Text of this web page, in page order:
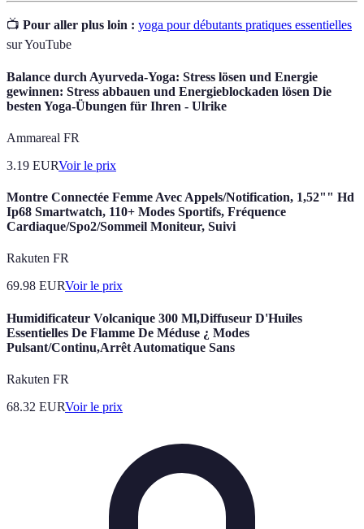
📺 Pour aller plus loin : yoga pour débutants pratiques essentielles
sur YouTube
Balance durch Ayurveda-Yoga: Stress lösen und Energie
gewinnen: Stress abbauen und Energieblockaden lösen Die
besten Yoga-Übungen für Ihren - Ulrike
Ammareal FR
3.19 EURVoir le prix
Montre Connectée Femme Avec Appels/Notification, 1,52"" Hd
Ip68 Smartwatch, 110+ Modes Sportifs, Fréquence
Cardiaque/Spo2/Sommeil Moniteur, Suivi
Rakuten FR
69.98 EURVoir le prix
Humidificateur Volcanique 300 Ml,Diffuseur D'Huiles
Essentielles De Flamme De Méduse ¿ Modes
Pulsant/Continu,Arrêt Automatique Sans
Rakuten FR
68.32 EURVoir le prix